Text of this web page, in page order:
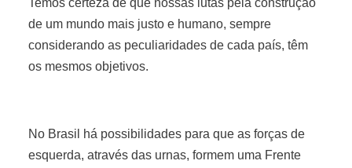
Temos certeza de que nossas lutas pela construção
de um mundo mais justo e humano, sempre
considerando as peculiaridades de cada país, têm
os mesmos objetivos.
No Brasil há possibilidades para que as forças de
esquerda, através das urnas, formem uma Frente